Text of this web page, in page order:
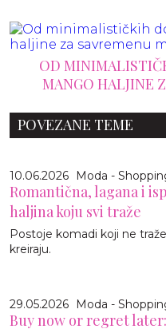
OD
MANGO HALJINE
POVEZANE TEME
10.06.2026 Moda -
Romantična, lagana i
haljina koju svi traže
Postoje komadi koji ne
kreiraju.
29.05.2026 Moda -
Buy now or regret